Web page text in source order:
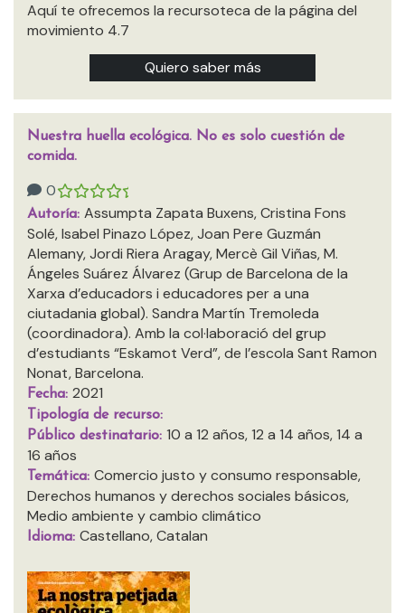
Aquí te ofrecemos la recursoteca de la página del
movimiento 4.7
Quiero saber más
Nuestra huella ecológica. No es solo cuestión de
comida.
0
Autoría: Assumpta Zapata Buxens, Cristina Fons
Solé, Isabel Pinazo López, Joan Pere Guzmán
Alemany, Jordi Riera Aragay, Mercè Gil Viñas, M.
Ángeles Suárez Álvarez (Grup de Barcelona de la
Xarxa d’educadors i educadores per a una
ciutadania global). Sandra Martín Tremoleda
(coordinadora). Amb la col·laboració del grup
d’estudiants “Eskamot Verd”, de l’escola Sant Ramon
Nonat, Barcelona.
Fecha: 2021
Tipología de recurso:
Público destinatario: 10 a 12 años, 12 a 14 años, 14 a
16 años
Temática: Comercio justo y consumo responsable,
Derechos humanos y derechos sociales básicos,
Medio ambiente y cambio climático
Idioma: Castellano, Catalan